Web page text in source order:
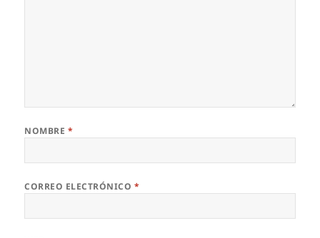
NOMBRE *
CORREO ELECTRÓNICO *